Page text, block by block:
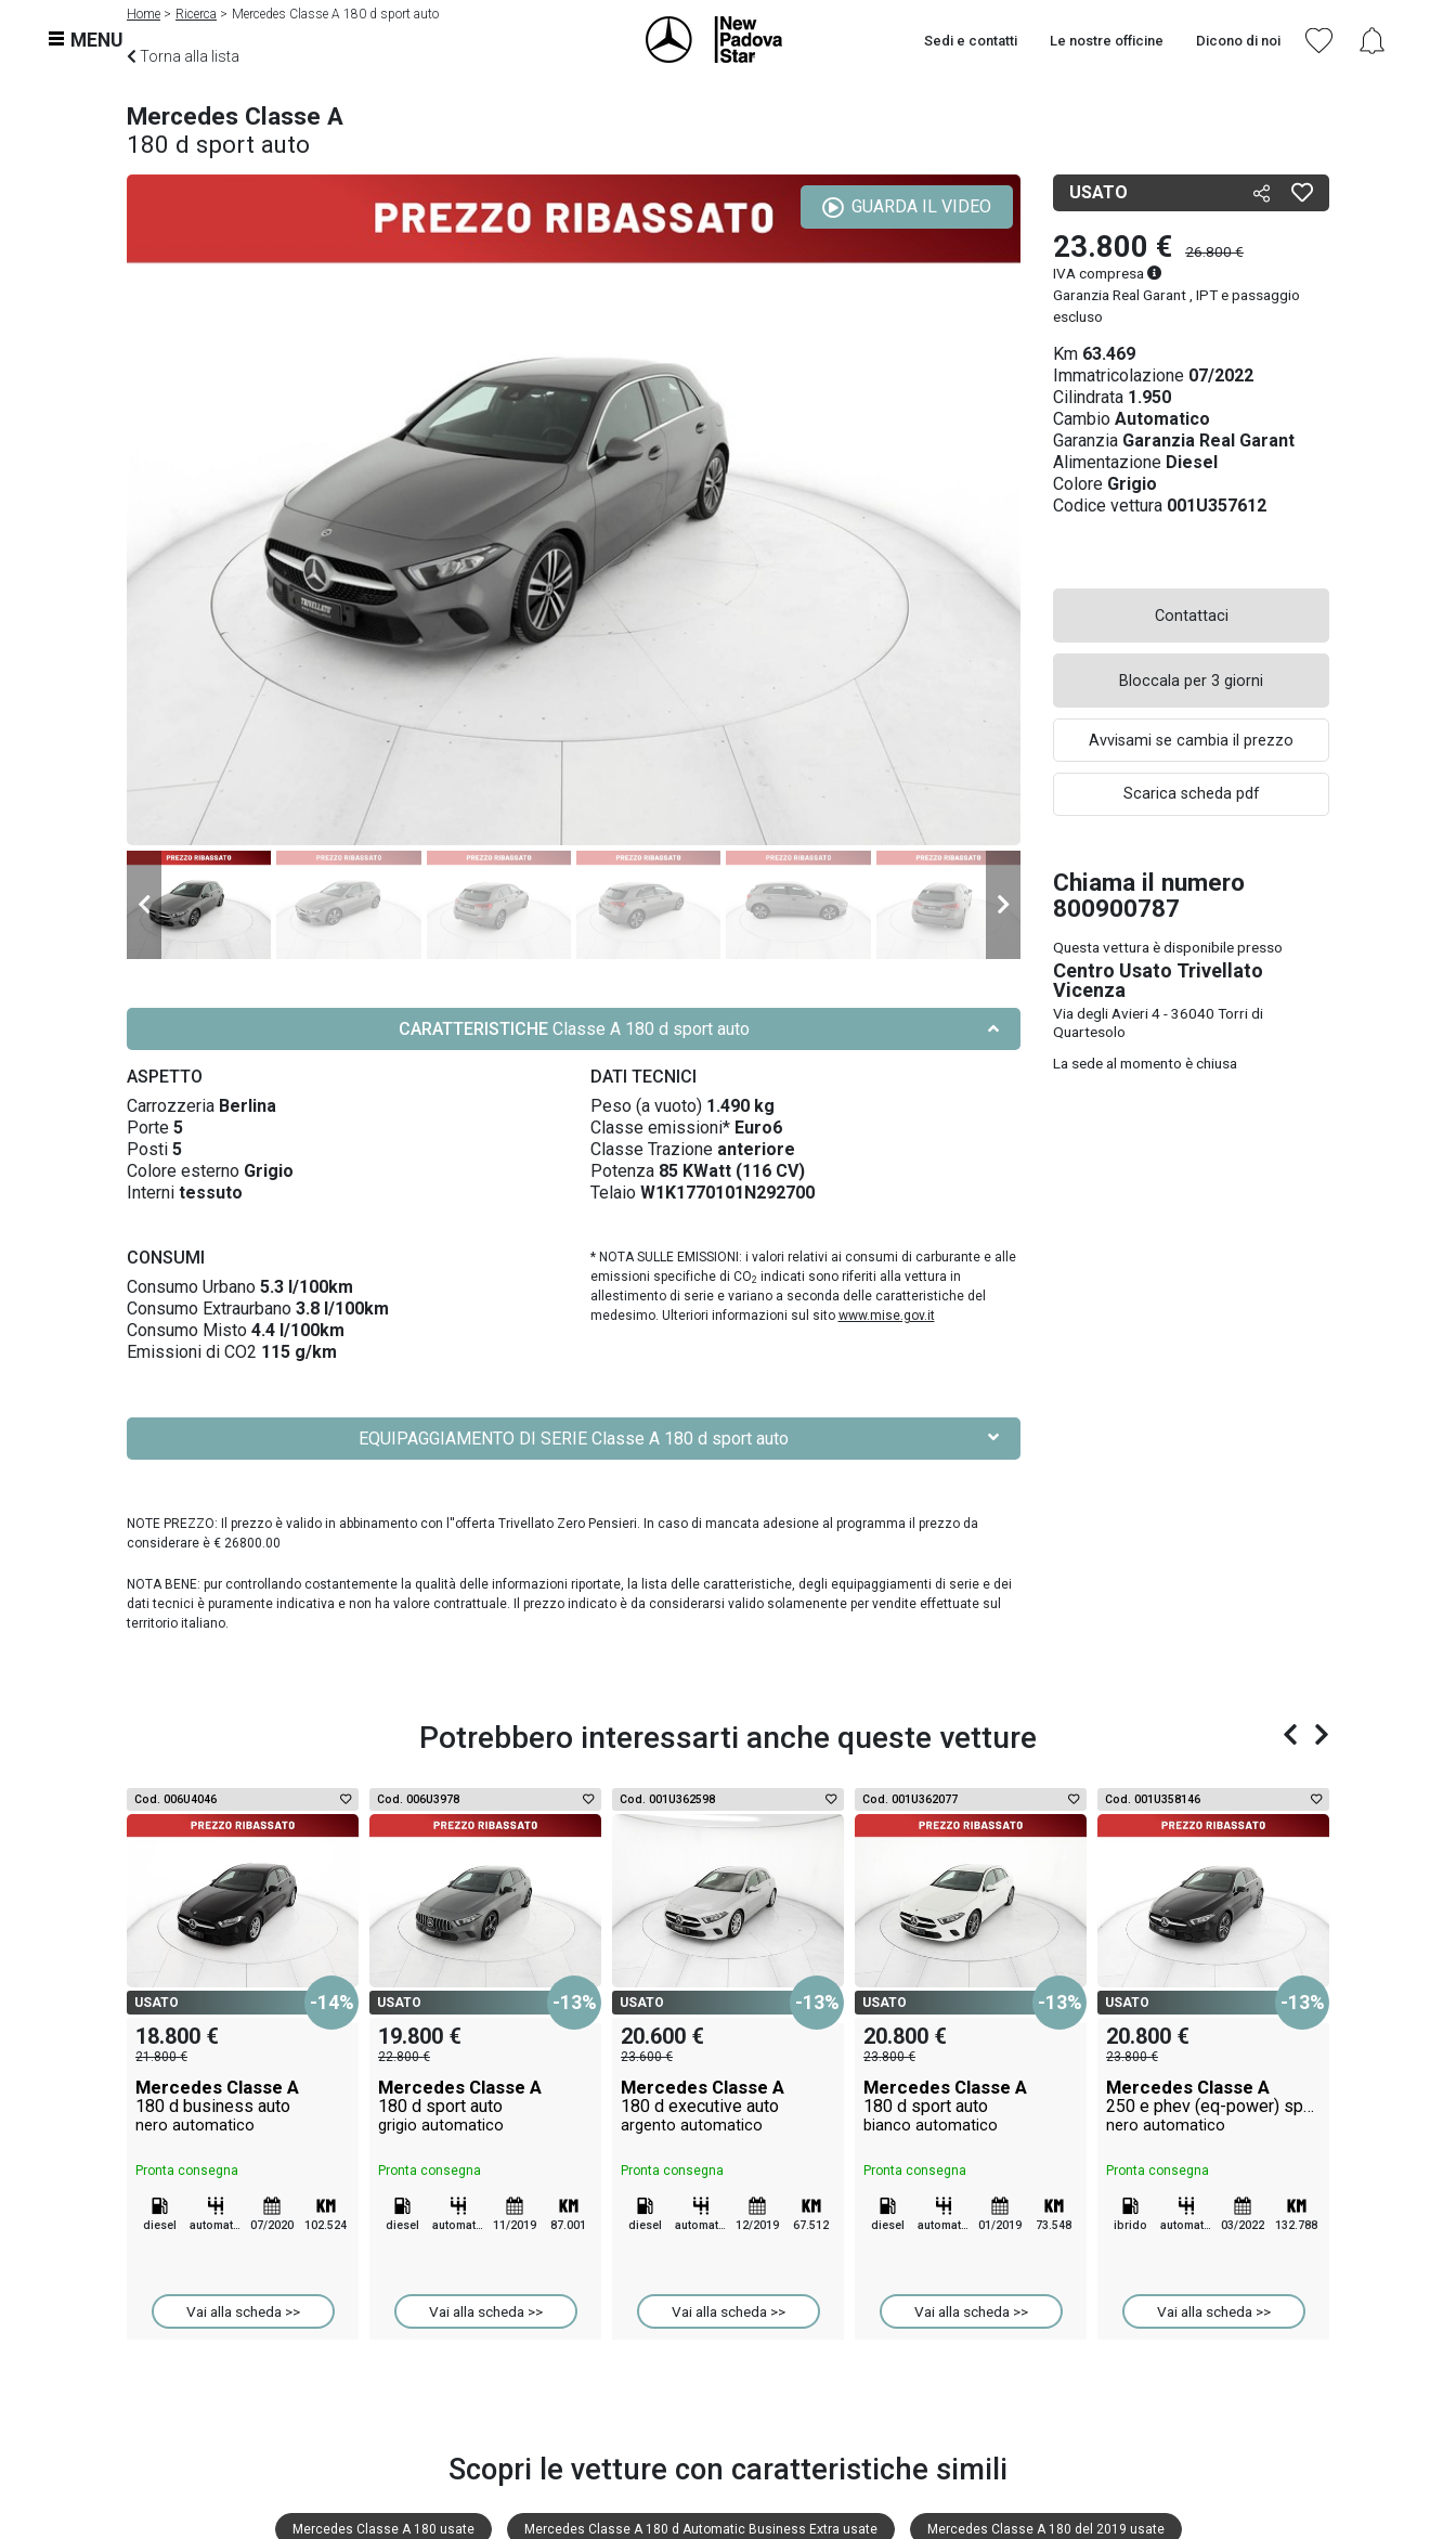
MENU Sedi e contatti Le nostre officine Dicono di noi
Home Ricerca Mercedes Classe A 180 d sport auto
Torna alla lista
Mercedes Classe A
180 d sport auto
GUARDA IL VIDEO
CARATTERISTICHEClasse A 180 d sport auto
ASPETTO
Carrozzeria Berlina
Porte 5
Posti 5
Colore esterno Grigio
Interni tessuto
DATI TECNICI
Peso (a vuoto) 1.490 kg
Classe emissioni* Euro6
Classe Trazione anteriore
Potenza 85 KWatt (116 CV)
Telaio W1K1770101N292700
CONSUMI
Consumo Urbano 5.3 l/100km
Consumo Extraurbano 3.8 l/100km
Consumo Misto 4.4 l/100km
Emissioni di CO2 115 g/km
* NOTA SULLE EMISSIONI: i valori relativi ai consumi di carburante e alle
emissioni specifiche di CO2 indicati sono riferiti alla vettura in
allestimento di serie e variano a seconda delle caratteristiche del
medesimo. Ulteriori informazioni sul sito www.mise.gov.it
EQUIPAGGIAMENTO DI SERIE Classe A 180 d sport auto
NOTE PREZZO: Il prezzo è valido in abbinamento con l''offerta Trivellato Zero Pensieri. In caso di mancata adesione al programma il prezzo da
considerare è € 26800.00
NOTA BENE: pur controllando costantemente la qualità delle informazioni riportate, la lista delle caratteristiche, degli equipaggiamenti di serie e dei
dati tecnici è puramente indicativa e non ha valore contrattuale. Il prezzo indicato è da considerarsi valido solamenente per vendite effettuate sul
territorio italiano.
USATO
23.800 €
26.800 €
IVA compresa
Garanzia Real Garant , IPT e passaggio
escluso
Km 63.469
Immatricolazione 07/2022
Cilindrata 1.950
Cambio Automatico
Garanzia Garanzia Real Garant
Alimentazione Diesel
Colore Grigio
Codice vettura 001U357612
Contattaci
Bloccala per 3 giorni
Avvisami se cambia il prezzo
Scarica scheda pdf
Chiama il numero
800900787
Questa vettura è disponibile presso
Centro Usato Trivellato
Vicenza
Via degli Avieri 4 - 36040 Torri di
Quartesolo
La sede al momento è chiusa
Potrebbero interessarti anche queste vetture
Cod. 006U4046
USATO -14%
18.800 €
21.800 €
Mercedes Classe A
180 d business auto
nero automatico
Pronta consegna
diesel automatico 07/2020 102.524
Vai alla scheda >>
Cod. 006U3978
USATO -13%
19.800 €
22.800 €
Mercedes Classe A
180 d sport auto
grigio automatico
Pronta consegna
diesel automatico 11/2019 87.001
Vai alla scheda >>
Cod. 001U362598
USATO -13%
20.600 €
23.600 €
Mercedes Classe A
180 d executive auto
argento automatico
Pronta consegna
diesel automatico 12/2019 67.512
Vai alla scheda >>
Cod. 001U362077
USATO -13%
20.800 €
23.800 €
Mercedes Classe A
180 d sport auto
bianco automatico
Pronta consegna
diesel automatico 01/2019 73.548
Vai alla scheda >>
Cod. 001U358146
USATO -13%
20.800 €
23.800 €
Mercedes Classe A
250 e phev (eq-power) sport auto
nero automatico
Pronta consegna
ibrido automatico 03/2022 132.788
Vai alla scheda >>
Scopri le vetture con caratteristiche simili
Mercedes Classe A 180 usate Mercedes Classe A 180 d Automatic Business Extra usate Mercedes Classe A 180 del 2019 usate